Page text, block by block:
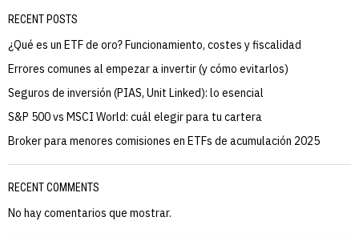
RECENT POSTS
¿Qué es un ETF de oro? Funcionamiento, costes y fiscalidad
Errores comunes al empezar a invertir (y cómo evitarlos)
Seguros de inversión (PIAS, Unit Linked): lo esencial
S&P 500 vs MSCI World: cuál elegir para tu cartera
Broker para menores comisiones en ETFs de acumulación 2025
RECENT COMMENTS
No hay comentarios que mostrar.